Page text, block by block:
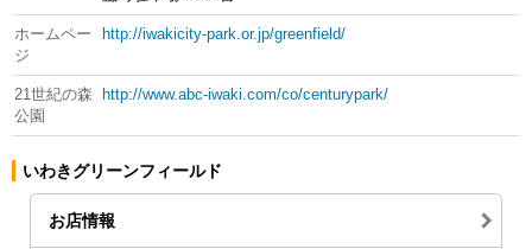
ホームペー
ジ
http://iwakicity-park.or.jp/greenfield/
21世紀の森
公園
http://www.abc-iwaki.com/co/centurypark/
いわきグリーンフィールド
お店情報